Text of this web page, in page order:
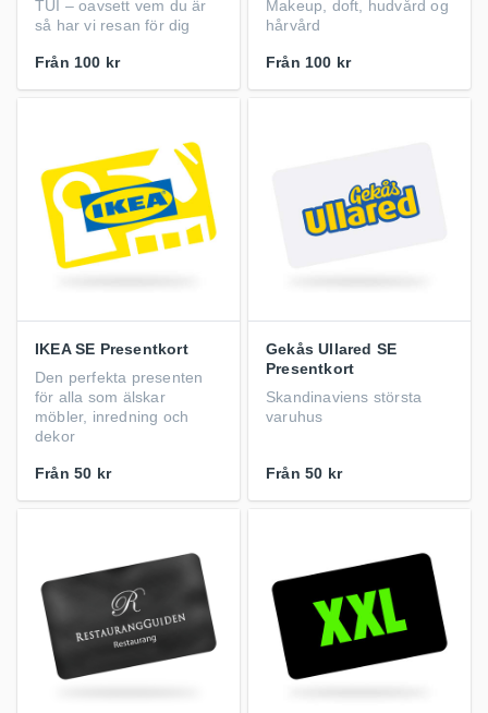
TUI – oavsett vem du är
så har vi resan för dig
Från 100 kr
Makeup, doft, hudvård og
hårvård
Från 100 kr
IKEA SE Presentkort
Den perfekta presenten
för alla som älskar
möbler, inredning och
dekor
Från 50 kr
Gekås Ullared SE
Presentkort
Skandinaviens största
varuhus
Från 50 kr